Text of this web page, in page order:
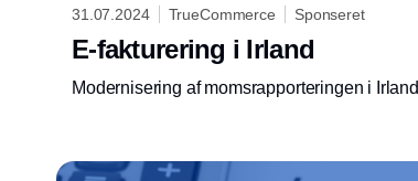
31.07.2024 TrueCommerce Sponseret
E-fakturering i Irland
Modernisering af momsrapporteringen i Irland